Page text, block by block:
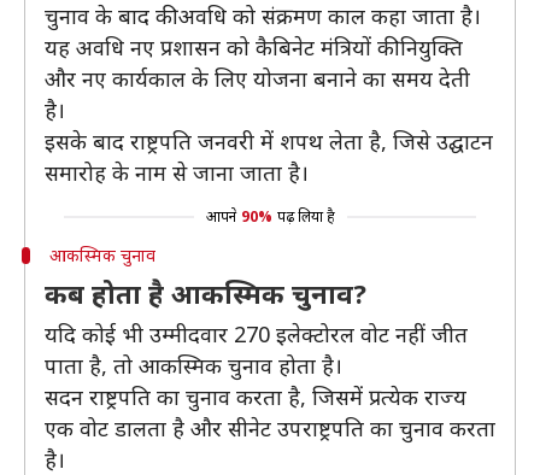
चुनाव के बाद की अवधि को संक्रमण काल ​​कहा जाता है।
यह अवधि नए प्रशासन को कैबिनेट मंत्रियों की नियुक्ति
और नए कार्यकाल के लिए योजना बनाने का समय देती
है।
इसके बाद राष्ट्रपति जनवरी में शपथ लेता है, जिसे उद्घाटन
समारोह के नाम से जाना जाता है।
आपने 90% पढ़ लिया है
आकस्मिक चुनाव
कब होता है आकस्मिक चुनाव?
यदि कोई भी उम्मीदवार 270 इलेक्टोरल वोट नहीं जीत
पाता है, तो आकस्मिक चुनाव होता है।
सदन राष्ट्रपति का चुनाव करता है, जिसमें प्रत्येक राज्य
एक वोट डालता है और सीनेट उपराष्ट्रपति का चुनाव करता
है।